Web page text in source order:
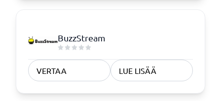
BuzzStream
VERTAA LUE LISÄÄ